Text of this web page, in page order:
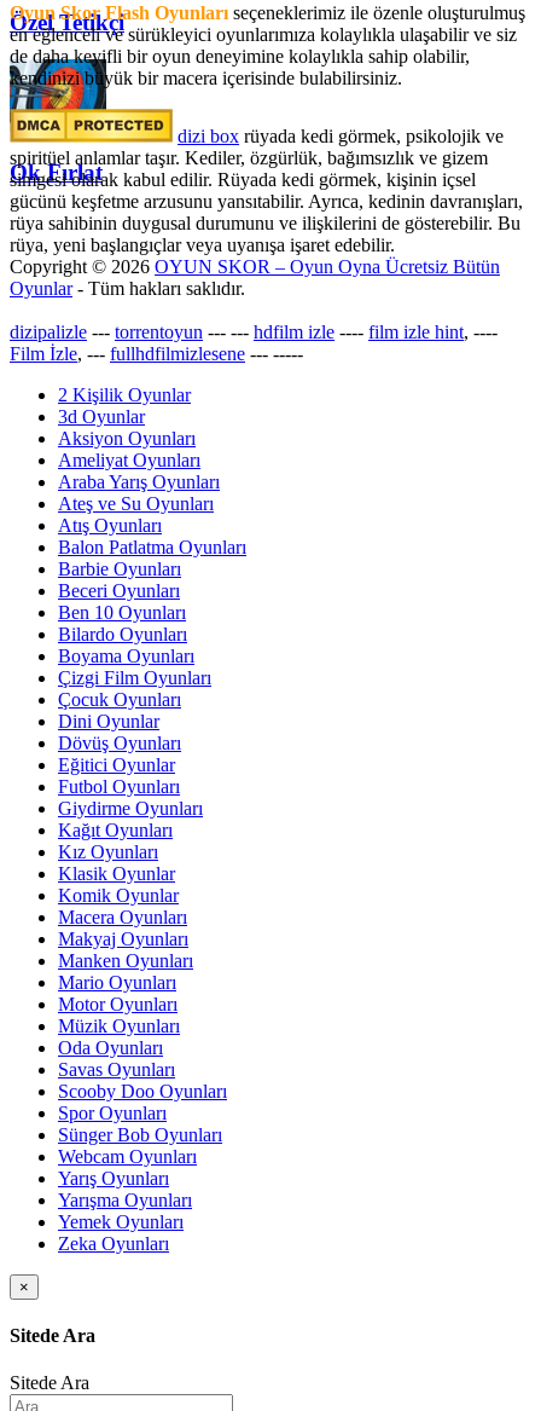
Özel Tetikçi
Ok Fırlat
Oyun Skor Flash Oyunları seçeneklerimiz ile özenle oluşturulmuş
en eğlenceli ve sürükleyici oyunlarımıza kolaylıkla ulaşabilir ve siz
de daha keyifli bir oyun deneyimine kolaylıkla sahip olabilir,
kendinizi büyük bir macera içerisinde bulabilirsiniz.
dizi box rüyada kedi görmek​, psikolojik ve
spiritüel anlamlar taşır. Kediler, özgürlük, bağımsızlık ve gizem
simgesi olarak kabul edilir. Rüyada kedi görmek, kişinin içsel
gücünü keşfetme arzusunu yansıtabilir. Ayrıca, kedinin davranışları,
rüya sahibinin duygusal durumunu ve ilişkilerini de gösterebilir. Bu
rüya, yeni başlangıçlar veya uyanışa işaret edebilir.
Copyright © 2026 OYUN SKOR – Oyun Oyna Ücretsiz Bütün
Oyunlar- Tüm hakları saklıdır.
dizipalizle --- torrentoyun --- --- hdfilm izle ---- film izle hint, ----
Film İzle, --- fullhdfilmizlesene --- -----
2 Kişilik Oyunlar
3d Oyunlar
Aksiyon Oyunları
Ameliyat Oyunları
Araba Yarış Oyunları
Ateş ve Su Oyunları
Atış Oyunları
Balon Patlatma Oyunları
Barbie Oyunları
Beceri Oyunları
Ben 10 Oyunları
Bilardo Oyunları
Boyama Oyunları
Çizgi Film Oyunları
Çocuk Oyunları
Dini Oyunlar
Dövüş Oyunları
Eğitici Oyunlar
Futbol Oyunları
Giydirme Oyunları
Kağıt Oyunları
Kız Oyunları
Klasik Oyunlar
Komik Oyunlar
Macera Oyunları
Makyaj Oyunları
Manken Oyunları
Mario Oyunları
Motor Oyunları
Müzik Oyunları
Oda Oyunları
Savas Oyunları
Scooby Doo Oyunları
Spor Oyunları
Sünger Bob Oyunları
Webcam Oyunları
Yarış Oyunları
Yarışma Oyunları
Yemek Oyunları
Zeka Oyunları
×
Sitede Ara
Sitede Ara